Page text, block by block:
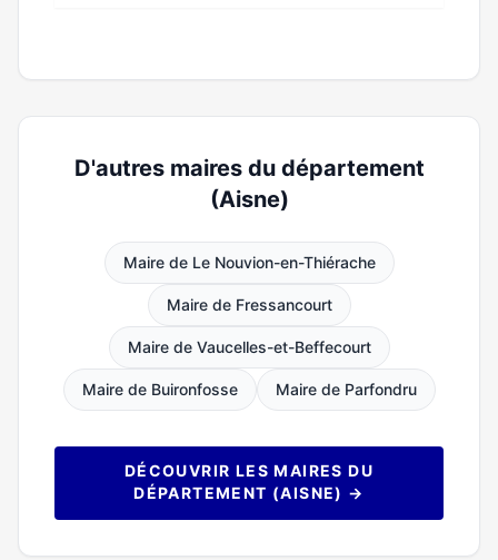
D'autres maires du département
(Aisne)
Maire de Le Nouvion-en-Thiérache
Maire de Fressancourt
Maire de Vaucelles-et-Beffecourt
Maire de Buironfosse Maire de Parfondru
DÉCOUVRIR LES MAIRES DU
DÉPARTEMENT (AISNE) →